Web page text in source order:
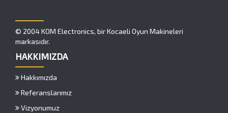
© 2004 KOM Electronics, bir Kocaeli Oyun Makineleri
markasıdır.
HAKKIMIZDA
Hakkımızda
Referanslarımız
Vizyonumuz